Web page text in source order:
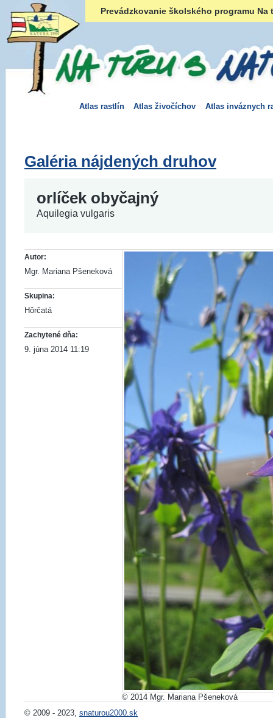
Prevádzkovanie školského programu
Atlas rastlín Atlas živočíchov Atlas inváznych
Galéria nájdených druhov
orlíček obyčajný
Aquilegia vulgaris
Autor:
Mgr. Mariana Pšeneková
Skupina:
Hôrčatá
Zachytené dňa:
9. júna 2014 11:19
© 2014 Mgr. Mariana Pšeneková
© 2009 - 2023, snaturou2000.sk